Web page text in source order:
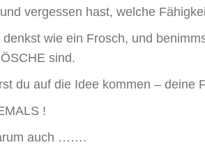
vergessen hast, welche
denkst wie ein Frosch, und
sind.
du auf die Idee kommen – deine
!
auch …….